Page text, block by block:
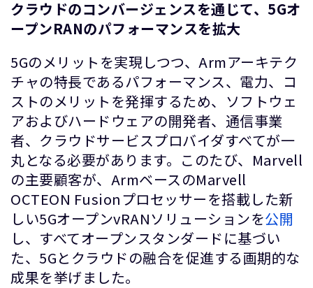
クラウドのコンバージェンスを通じて、 5Gオ
ープンRANのパフォーマンスを拡大
5Gのメリットを実現しつつ、Armアーキテク
チャの特長であるパフォーマンス、電力、コ
ストのメリットを発揮するため、ソフトウェ
アおよびハードウェアの開発者、通信事業
者、クラウドサービスプロバイダすべてが一
丸となる必要があります。このたび、Marvell
の主要顧客が、ArmベースのMarvell
OCTEON Fusionプロセッサーを搭載した新
しい5GオープンvRANソリューションを公開
し、すべてオープンスタンダードに基づい
た、5Gとクラウドの融合を促進する画期的な
成果を挙げました。